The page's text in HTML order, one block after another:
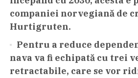
companiei norvegiană de
Hurtigruten.
Pentru a reduce
nava va fi echipată cu trei
retractabile, care se vor